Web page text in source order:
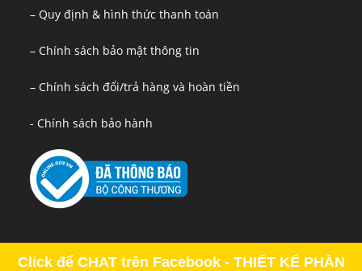
– Quy định & hình thức thanh toán
– Chính sách bảo mật thông tin
– Chính sách đổi/trả hàng và hoàn tiền
- Chính sách bảo hành
Click để CHAT trên Facebook - THIẾT KẾ PHẦN